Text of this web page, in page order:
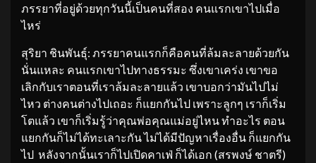
ภรรยาที่อยู่ด้วยทุกวันนี้เป็นคนที่สอง คนแรกเขาไปเมื่อ
ไหร่
สุริยา ชินพันธุ์: ภรรยาคนแรกก็คือคนที่ล้มละลายด้วยกัน
นั่นแหละ คนแรกเขาไปทางธรรมะ ซึ่งเขาเคร่ง เขาขอ
เลิกกับเราตอนที่เราล้มละลายแล้ว เขาบอกว่ามันไปไม่
ไหว ต่างคนต่างไปเถอะ ก็แยกกันไป เพราะลูกๆ เราก็เริ่ม
โตแล้ว เขาก็เริ่มรู้ว่าคุณพ่อคุณแม่อยู่ไหน ทำอะไร ตอน
แยกกันก็ไม่ได้ทะเลาะกัน ไม่ได้มีปัญหาเรื่องอื่น ก็แยกกัน
ไป หลังจากนั้นเราก็ไปเปิดคาเฟ่ ก็ได้เอก (สรพงษ์ ชาตรี)